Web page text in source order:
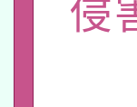
師
方
族
「
文
教
轉
侵